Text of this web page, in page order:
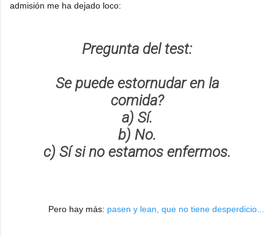
admisión me ha dejado loco:
Pregunta del test:
Se puede estornudar en la
comida?
a) Sí.
b) No.
c) Sí si no estamos enfermos.
Pero hay más: pasen y lean, que no tiene desperdicio...